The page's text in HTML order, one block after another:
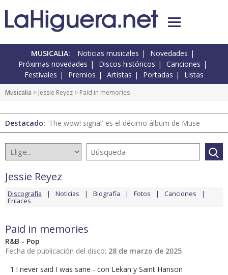
MUSICALIA: Noticias musicales
Novedades
Próximas novedades
Discos históricos
Canciones
Festivales
Premios Artistas Portadas Listas
Musicalia > Jessie Reyez > Paid in memories
Destacado: 'The wow! signal' es el décimo álbum de Muse
Jessie Reyez
Discografía Noticias Biografía Fotos Canciones
Enlaces
Paid in memories
R&B - Pop
Fecha de publicación del disco: 28 de marzo de 2025
1.I never said I was sane - con Lekan y Saint Harison